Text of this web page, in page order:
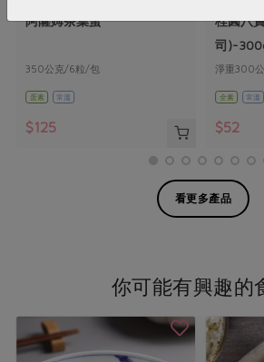
阿薩姆茶葉蛋
350公克/6粒/包
蛋素 常溫
$125
桂圓八
司)-
淨重300
全素 常溫
$52
看更多產品
你可能有興趣的